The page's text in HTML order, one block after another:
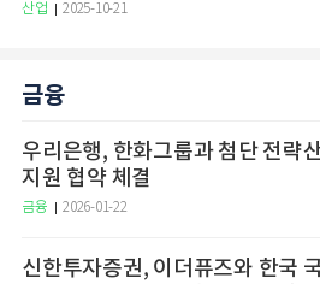
산업 2025-10-21
금융
우리은행, 한화그룹과 첨단 전략
지원 협약 체결
금융 2026-01-22
신한투자증권, 이더퓨즈와 한국